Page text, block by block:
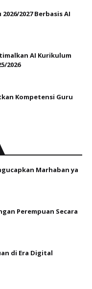
2027 Berbasis AI
AI Kurikulum
2026
Kompetensi Guru
Marhaban ya
Perempuan Secara
di Era Digital